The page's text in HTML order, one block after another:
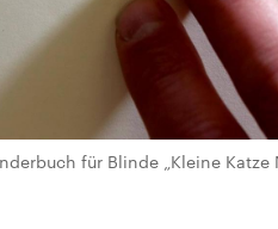
für Blinde „Kleine